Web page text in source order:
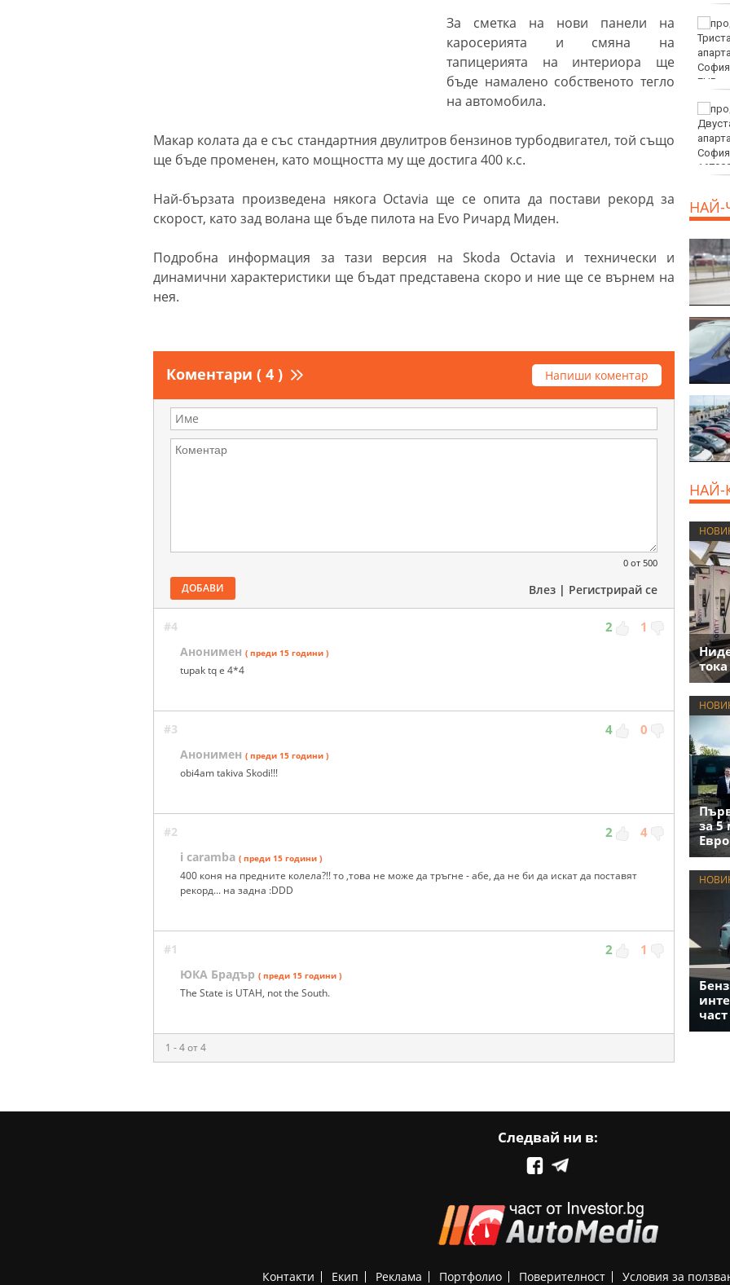
За сметка на нови панели на
каросерията и смяна на
тапицерията на интериора ще
бъде намалено собственото тегло
на автомобила.
Макар колата да е със стандартния двулитров бензинов турбодвигател, той също
ще бъде променен, като мощността му ще достига 400 к.с.
Най-бързата произведена някога Octavia ще се опита да постави рекорд за
скорост, като зад волана ще бъде пилота на Evo Ричард Миден.
Подробна информация за тази версия на Skoda Octavia и технически и
динамични характеристики ще бъдат представена скоро и ние ще се върнем на
нея.
Коментари ( 4 ) Напиши коментар
0 от 500
ДОБАВИ Влез | Регистрирай се
#4 2 1
Анонимен ( преди 15 години )
tupak tq e 4*4
#3 4 0
Анонимен ( преди 15 години )
obi4am takiva Skodi!!!
#2 2 4
i caramba ( преди 15 години )
400 коня на предните колела?!! то ,това не може да тръгне - абе, да не би да искат да поставят
рекорд... на задна :DDD
#1 2 1
ЮКА Брадър ( преди 15 години )
The State is UTAH, not the South.
1 - 4 от 4
Тъжна вест! Почина
голямо име в
EUR
800
НАЙ-
НАЙ-
за 5
част
Следвай ни в:
Контакти Екип Реклама Портфолио Поверителност Условия за